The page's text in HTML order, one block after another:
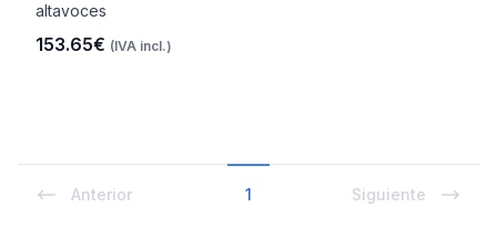
altavoces
153.65€ (IVA incl.)
Anterior 1 Siguiente